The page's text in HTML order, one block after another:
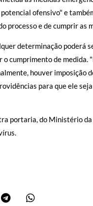
ofensivo" e
processo e de cumprir as
determinação poderá
cumprimento de medida.
houver imposição
para que ele
portaria, do Ministério